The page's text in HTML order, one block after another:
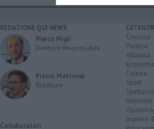
REDAZIONE QUI NEWS
Marco Migli
Direttore Responsabile
Pietro Mattonai
Redattore
Collaboratori
Cronaca
Politica
Attualità
Economia
Cultura
Sport
Spettacoli
Interviste
Opinion
Imprese